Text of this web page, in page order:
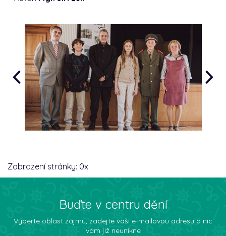
Zobrazení stránky: 0x
Buďte v centru dění
Vyberte oblast zájmu, zadejte vaší e-mailovou adresu a nic
vám již neunikne